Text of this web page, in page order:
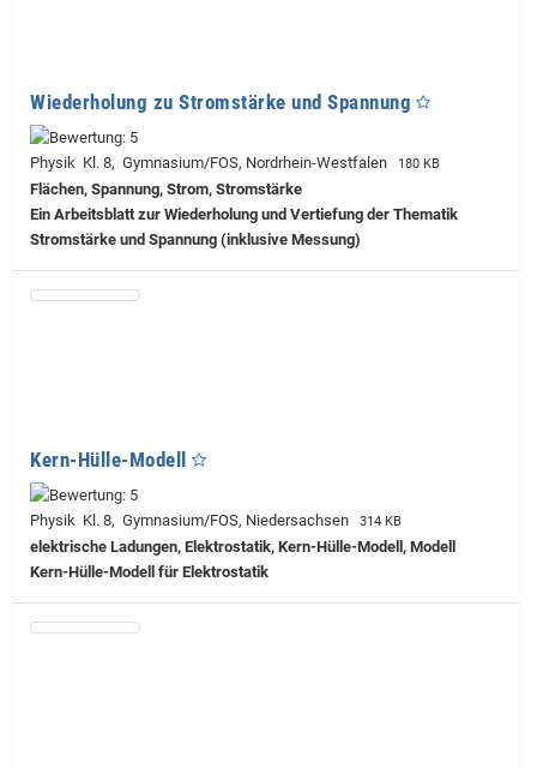
Wiederholung zu Stromstärke und Spannung
Physik Kl. 8, Gymnasium/FOS, Nordrhein-Westfalen 180 KB
Flächen, Spannung, Strom, Stromstärke
Ein Arbeitsblatt zur Wiederholung und Vertiefung der Thematik
Stromstärke und Spannung (inklusive Messung)
Kern-Hülle-Modell
Physik Kl. 8, Gymnasium/FOS, Niedersachsen 314 KB
elektrische Ladungen, Elektrostatik, Kern-Hülle-Modell, Modell
Kern-Hülle-Modell für Elektrostatik